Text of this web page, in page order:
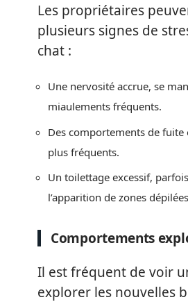
Les propriétaires
plusieurs signes de
chat :
Une nervosité accrue, se
miaulements fréquents.
Des comportements de fuite
plus fréquents.
Un toilettage excessif,
l’apparition de zones
Comportements
Il est fréquent de voir
explorer les nouvelles